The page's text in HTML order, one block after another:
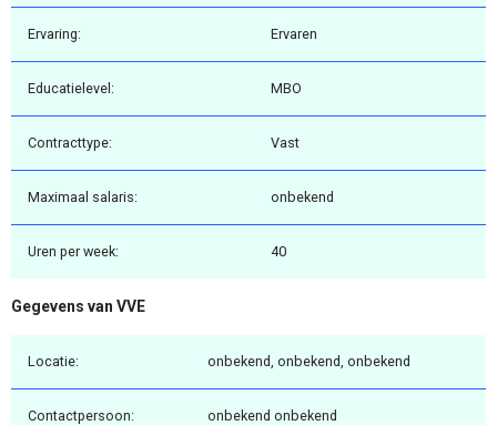
Ervaring: Ervaren
Educatielevel: MBO
Contracttype: Vast
Maximaal salaris: onbekend
Uren per week: 40
Gegevens van VVE
Locatie: onbekend, onbekend, onbekend
Contactpersoon: onbekend onbekend